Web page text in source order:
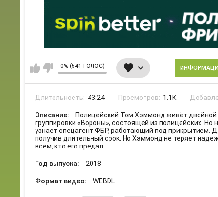
0% (541 ГОЛОС)
Длительность: 43:24 Просмотров: 1.1K
Описание:
Полицейский Том Хэммонд живёт
группировки «Вороны», состоящей из полицейских.
узнает спецагент ФБР, работающий под прикрытием.
получив длительный срок. Но Хэммонд не теряет
всем, кто его предал.
Год выпуска: 2018
Формат видео: WEBDL